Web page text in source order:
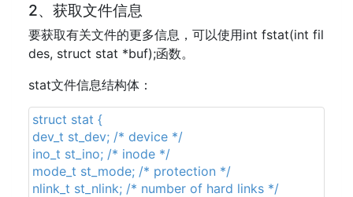
2、获取文件信息
要获取有关文件的更多信息，可以使用int fstat(int fil
des, struct stat *buf);函数。
stat文件信息结构体：
struct stat {
dev_t st_dev; /* device */
ino_t st_ino; /* inode */
mode_t st_mode; /* protection */
nlink_t st_nlink; /* number of hard links */